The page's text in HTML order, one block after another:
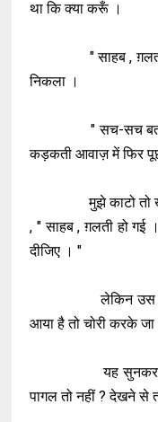
था कि क्या करूँ ।
" साहब , ग़लती हो
निकला ।
" सच-सच बता ।
कड़कती आवाज़ में फिर
मुझे काटो तो ख़ून
, " साहब , ग़लती
दीजिए । "
लेकिन उस आदमी
आया है तो चोरी करके
यह सुनकर मैंने
पागल तो नहीं ? देखने से